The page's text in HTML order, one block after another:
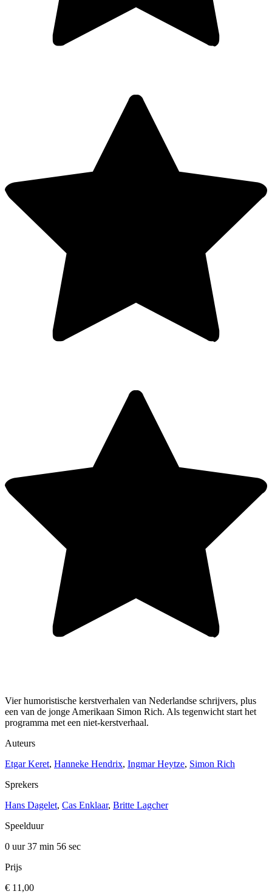
Vier humoristische kerstverhalen van Nederlandse schrijvers, plus
een van de jonge Amerikaan Simon Rich. Als tegenwicht start het
programma met een niet-kerstverhaal.
Auteurs
Etgar Keret, Hanneke Hendrix, Ingmar Heytze, Simon Rich
Sprekers
Hans Dagelet, Cas Enklaar, Britte Lagcher
Speelduur
0 uur 37 min 56 sec
Prijs
€ 11,00